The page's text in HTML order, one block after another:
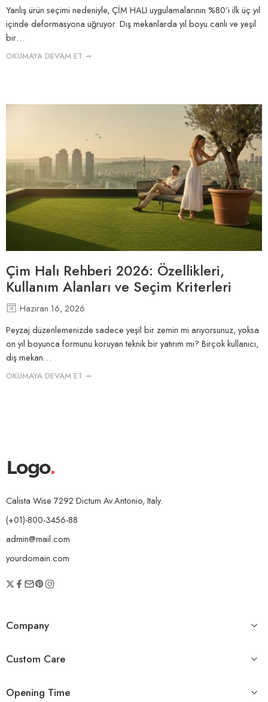
Yanlış ürün seçimi nedeniyle, ÇİM HALI uygulamalarının %80’i ilk üç yıl
içinde deformasyona uğruyor. Dış mekanlarda yıl boyu canlı ve yeşil
bir…
OKUMAYA DEVAM ET ➞
Çim Halı Rehberi 2026: Özellikleri,
Kullanım Alanları ve Seçim Kriterleri
Haziran 16, 2026
Peyzaj düzenlemenizde sadece yeşil bir zemin mi arıyorsunuz, yoksa
on yıl boyunca formunu koruyan teknik bir yatırım mı? Birçok kullanıcı,
dış mekan…
OKUMAYA DEVAM ET ➞
Calista Wise 7292 Dictum Av.Antonio, Italy.
(+01)-800-3456-88
admin@mail.com
yourdomain.com
Company
Custom Care
Opening Time